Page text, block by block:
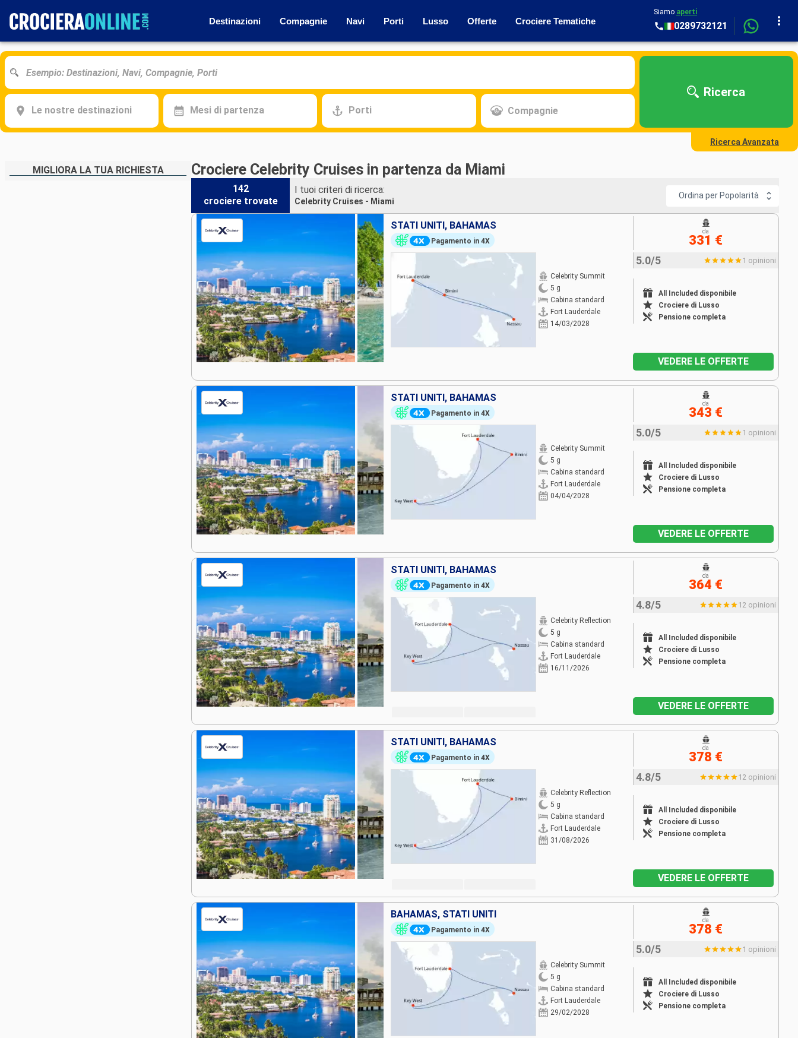
Destinazioni Compagnie Navi Porti Lusso Offerte Crociere Tematiche
Siamo aperti
0289732121
Le nostre destinazioni Mesi di partenza Porti Compagnie
Ricerca
Ricerca Avanzata
MIGLIORA LA TUA RICHIESTA Crociere Celebrity Cruises in partenza da Miami
142
crociere trovate
I tuoi criteri di ricerca:
Celebrity Cruises - Miami
Ordina per Popolarità
STATI UNITI, BAHAMAS
Pagamento in 4X
Celebrity Summit
5 g
Cabina standard
Fort Lauderdale
14/03/2028
5.0/5 1 opinioni
All Included disponibile
Crociere di Lusso
Pensione completa
da
331 €
VEDERE LE OFFERTE
STATI UNITI, BAHAMAS
Pagamento in 4X
Celebrity Summit
5 g
Cabina standard
Fort Lauderdale
04/04/2028
5.0/5 1 opinioni
All Included disponibile
Crociere di Lusso
Pensione completa
da
343 €
VEDERE LE OFFERTE
STATI UNITI, BAHAMAS
Pagamento in 4X
Celebrity Reflection
5 g
Cabina standard
Fort Lauderdale
16/11/2026
4.8/5 12 opinioni
All Included disponibile
Crociere di Lusso
Pensione completa
da
364 €
VEDERE LE OFFERTE
STATI UNITI, BAHAMAS
Pagamento in 4X
Celebrity Reflection
5 g
Cabina standard
Fort Lauderdale
31/08/2026
4.8/5 12 opinioni
All Included disponibile
Crociere di Lusso
Pensione completa
da
378 €
VEDERE LE OFFERTE
BAHAMAS, STATI UNITI
Pagamento in 4X
Celebrity Summit
5 g
Cabina standard
Fort Lauderdale
29/02/2028
5.0/5 1 opinioni
All Included disponibile
Crociere di Lusso
Pensione completa
da
378 €